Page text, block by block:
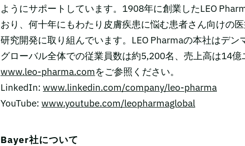
ようにサポートしています。1908年に創業したLEO
おり、何十年にもわたり皮膚疾患に悩む患者さん向けの
研究開発に取り組んでいます。LEO Pharmaの本社はデ
グローバル全体での従業員数は約5,200名、売上高は14
www.leo-pharma.comをご参照ください。
LinkedIn: www.linkedin.com/company/leo-pharma
YouTube: www.youtube.com/leopharmaglobal
Bayer社について